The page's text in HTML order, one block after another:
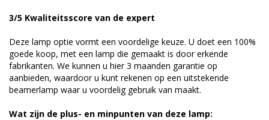
3/5 Kwaliteitsscore van de expert
Deze lamp optie vormt een voordelige keuze. U doet een 100%
goede koop, met een lamp die gemaakt is door erkende
fabrikanten. We kunnen u hier 3 maanden garantie op
aanbieden, waardoor u kunt rekenen op een uitstekende
beamerlamp waar u voordelig gebruik van maakt.
Wat zijn de plus- en minpunten van deze lamp: